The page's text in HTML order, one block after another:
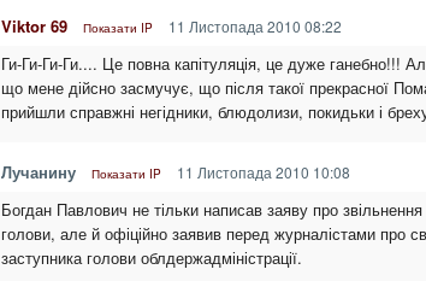
Viktor 69 Показати IP 11 Листопада 2010 08:22
Ги-Ги-Ги-Ги.... Це повна капітуляція, це дуже ганебно!!!
що мене дійсно засмучує, що після такої прекрасної
прийшли справжні негідники, блюдолизи, покидьки і
Лучанину Показати IP 11 Листопада 2010 10:08
Богдан Павлович не тільки написав заяву про
голови, але й офіційно заявив перед журналістами про
заступника голови облдержадміністрації.